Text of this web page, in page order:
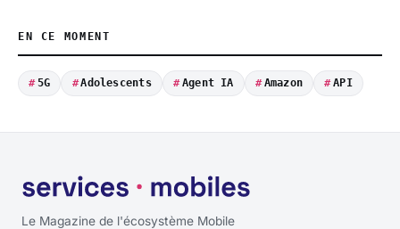
EN CE MOMENT
5G Adolescents Agent IA Amazon API
Le Magazine de l'écosystème Mobile